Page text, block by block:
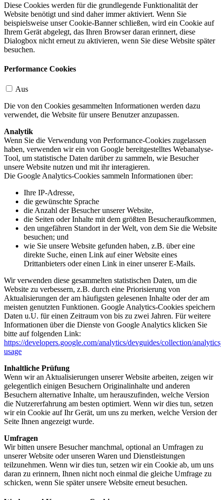
Diese Cookies werden für die grundlegende Funktionalität der
Website benötigt und sind daher immer aktiviert. Wenn Sie
beispielsweise unser Cookie-Banner schließen, wird ein Cookie auf
Ihrem Gerät abgelegt, das Ihren Browser daran erinnert, diese
Dialogbox nicht erneut zu aktivieren, wenn Sie diese Website später
besuchen.
Performance Cookies
Aus
Die von den Cookies gesammelten Informationen werden dazu
verwendet, die Website für unsere Benutzer anzupassen.
Analytik
Wenn Sie die Verwendung von Performance-Cookies zugelassen
haben, verwenden wir ein von Google bereitgestelltes Webanalyse-
Tool, um statistische Daten darüber zu sammeln, wie Besucher
unsere Website nutzen und mit ihr interagieren.
Die Google Analytics-Cookies sammeln Informationen über:
Ihre IP-Adresse,
die gewünschte Sprache
die Anzahl der Besucher unserer Website,
die Seiten oder Inhalte mit dem größten Besucheraufkommen,
den ungefähren Standort in der Welt, von dem Sie die Website
besuchen; und
wie Sie unsere Website gefunden haben, z.B. über eine
direkte Suche, einen Link auf einer Website eines
Drittanbieters oder einen Link in einer unserer E-Mails.
Wir verwenden diese gesammelten statistischen Daten, um die
Website zu verbessern, z.B. durch eine Priorisierung von
Aktualisierungen der am häufigsten gelesenen Inhalte oder der am
meisten genutzten Funktionen. Google Analytics-Cookies speichern
Daten u.U. für einen Zeitraum von bis zu zwei Jahren. Für weitere
Informationen über die Dienste von Google Analytics klicken Sie
bitte auf folgenden Link:
https://developers.google.com/analytics/devguides/collection/
usage
Inhaltliche Prüfung
Wenn wir an Aktualisierungen unserer Website arbeiten, zeigen wir
gelegentlich einigen Besuchern Originalinhalte und anderen
Besuchern alternative Inhalte, um herauszufinden, welche Version
die Nutzererfahrung am besten optimiert. Wenn wir dies tun, setzen
wir ein Cookie auf Ihr Gerät, um uns zu merken, welche Version der
Seite Ihnen angezeigt wurde.
Umfragen
Wir bitten unsere Besucher manchmal, optional an Umfragen zu
unserer Website oder unseren Waren und Dienstleistungen
teilzunehmen. Wenn wir dies tun, setzen wir ein Cookie ab, um uns
daran zu erinnern, Ihnen nicht noch einmal die gleiche Umfrage zu
schicken, wenn Sie später unsere Website erneut besuchen.